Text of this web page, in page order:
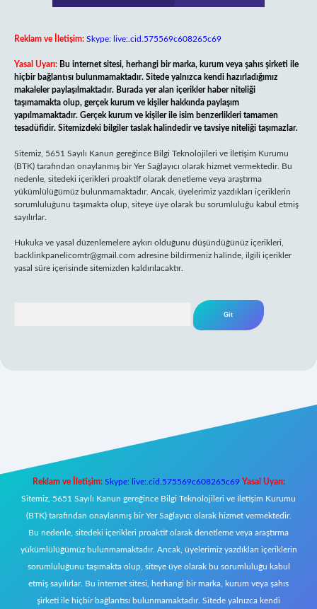
Reklam ve İletişim: Skype: live:.cid.575569c608265c69
Yasal Uyarı: Bu internet sitesi, herhangi bir marka, kurum veya şahıs şirketi ile
hiçbir bağlantısı bulunmamaktadır. Sitede yalnızca kendi hazırladığımız
makaleler paylaşılmaktadır. Burada yer alan içerikler haber niteliği
taşımamakta olup, gerçek kurum ve kişiler hakkında paylaşım
yapılmamaktadır. Gerçek kurum ve kişiler ile isim benzerlikleri tamamen
tesadüfidir. Sitemizdeki bilgiler taslak halindedir ve tavsiye niteliği taşımazlar.
Sitemiz, 5651 Sayılı Kanun gereğince Bilgi Teknolojileri ve İletişim Kurumu
(BTK) tarafından onaylanmış bir Yer Sağlayıcı olarak hizmet vermektedir. Bu
nedenle, sitedeki içerikleri proaktif olarak denetleme veya araştırma
yükümlülüğümüz bulunmamaktadır. Ancak, üyelerimiz yazdıkları içeriklerin
sorumluluğunu taşımakta olup, siteye üye olarak bu sorumluluğu kabul etmiş
sayılırlar.
Hukuka ve yasal düzenlemelere aykırı olduğunu düşündüğünüz içerikleri,
backlinkpanelicomtr@gmail.com adresine bildirmeniz halinde, ilgili içerikler
yasal süre içerisinde sitemizden kaldırılacaktır.
Reklam ve İletişim: Skype: live:.cid.575569c608265c69 Yasal Uyarı:
Sitemiz, 5651 Sayılı Kanun gereğince Bilgi Teknolojileri ve İletişim Kurumu
(BTK) tarafından onaylanmış bir Yer Sağlayıcı olarak hizmet vermektedir.
Bu nedenle, sitedeki içerikleri proaktif olarak denetleme veya araştırma
yükümlülüğümüz bulunmamaktadır. Ancak, üyelerimiz yazdıkları içeriklerin
sorumluluğunu taşımakta olup, siteye üye olarak bu sorumluluğu kabul
etmiş sayılırlar. Bu internet sitesi, herhangi bir marka, kurum veya şahıs
şirketi ile hiçbir bağlantısı bulunmamaktadır. Sitede yalnızca kendi